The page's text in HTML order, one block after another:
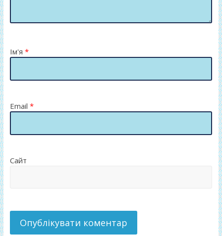
Ім'я *
Email *
Сайт